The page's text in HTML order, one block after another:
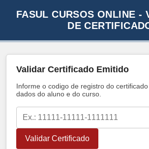
FASUL CURSOS ONLINE -
DE
Validar Certificado Emitido
Informe o codigo de registro do
dados do aluno e do curso.
Validar Certificado